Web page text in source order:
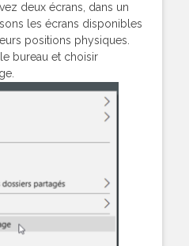
deux écrans, dans un
les écrans disponibles
positions physiques.
bureau et choisir